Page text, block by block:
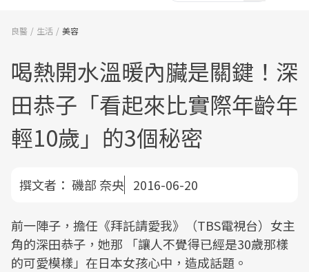
良醫 生活 美容
喝熱開水溫暖內臟是關鍵！深
田恭子「看起來比實際年齡年
輕10歲」的3個秘密
撰文者： 磯部 奈央 2016-06-20
前一陣子，擔任《拜託請愛我》（TBS電視台）女主
角的深田恭子，她那 「讓人不覺得已經是30歲那樣
的可愛模樣」在日本女孩心中，造成話題。